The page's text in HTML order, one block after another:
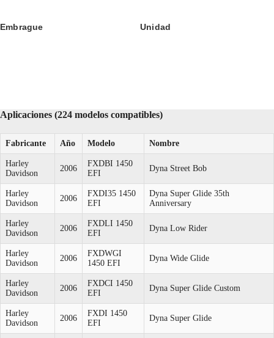
Embrague Unidad
Aplicaciones (224 modelos compatibles)
Fabricante Año Modelo Nombre
Harley
Davidson
2006
FXDBI 1450
EFI
Dyna Street Bob
Harley
Davidson
2006
FXDI35 1450
EFI
Dyna Super Glide 35th
Anniversary
Harley
Davidson
2006
FXDLI 1450
EFI
Dyna Low Rider
Harley
Davidson
2006
FXDWGI
1450 EFI
Dyna Wide Glide
Harley
Davidson
2006
FXDCI 1450
EFI
Dyna Super Glide Custom
Harley
Davidson
2006
FXDI 1450
EFI
Dyna Super Glide